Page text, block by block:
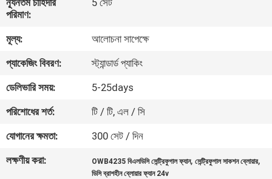
কারখানা
মান
নিয়ন্ত্রণ
সাথে
যোগাযোগ
ন্যূনতম চাহিদার
পরিমাণ:
5 সেট
মূল্য:
আলোচনা সাপেক্ষে
প্যাকেজিং বিবরণ:
স্ট্যান্ডার্ড প্যাকিং
ডেলিভারি সময়:
5-25days
পরিশোধের শর্ত:
টি / টি, এল / সি
যোগানের ক্ষমতা:
300 সেট / দিন
লক্ষণীয় করা:
OWB4235 বিএলডিসি সেন্ট্রিফুগাল ফ্যান,সেন্ট্রিফুগাল সাকশন ব্লোয়ার,
ডিসি ব্রাশহীন ব্লোয়ার ফ্যান 24v